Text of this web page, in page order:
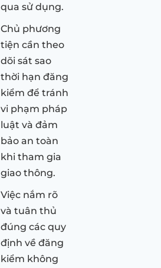
qua sử dụng.
Chủ phương
tiện cần theo
dõi sát sao
thời hạn đăng
kiểm để tránh
vi phạm pháp
luật và đảm
bảo an toàn
khi tham gia
giao thông.
Việc nắm rõ
và tuân thủ
đúng các quy
định về đăng
kiểm không